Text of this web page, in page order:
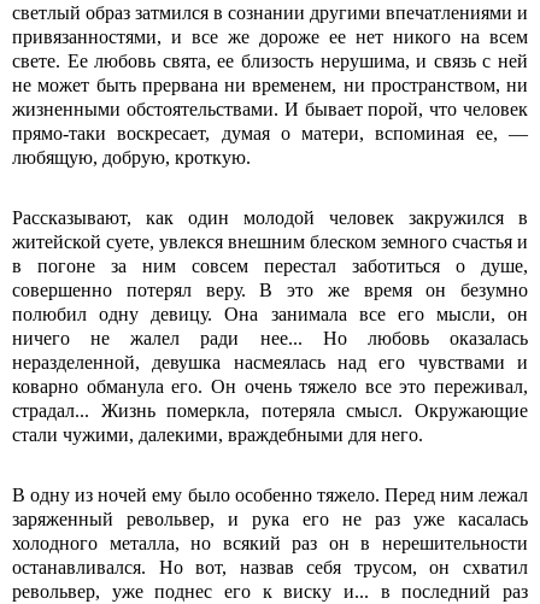
светлый образ затмился в сознании другими впечатлениями и
привязанностями, и все же дороже ее нет никого на всем
свете. Ее любовь свята, ее близость нерушима, и связь с ней
не может быть прервана ни временем, ни пространством, ни
жизненными обстоятельствами. И бывает порой, что человек
прямо-таки воскресает, думая о матери, вспоминая ее, —
любящую, добрую, кроткую.
Рассказывают, как один молодой человек закружился в
житейской суете, увлекся внешним блеском земного счастья и
в погоне за ним совсем перестал заботиться о душе,
совершенно потерял веру. В это же время он безумно
полюбил одну девицу. Она занимала все его мысли, он
ничего не жалел ради нее... Но любовь оказалась
неразделенной, девушка насмеялась над его чувствами и
коварно обманула его. Он очень тяжело все это переживал,
страдал... Жизнь померкла, потеряла смысл. Окружающие
стали чужими, далекими, враждебными для него.
В одну из ночей ему было особенно тяжело. Перед ним лежал
заряженный револьвер, и рука его не раз уже касалась
холодного металла, но всякий раз он в нерешительности
останавливался. Но вот, назвав себя трусом, он схватил
револьвер, уже поднес его к виску и... в последний раз